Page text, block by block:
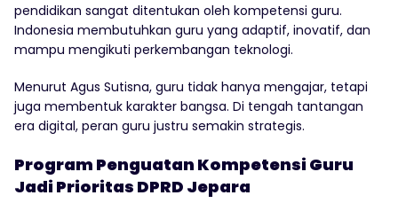
pendidikan sangat ditentukan oleh kompetensi guru.
Indonesia membutuhkan guru yang adaptif, inovatif, dan
mampu mengikuti perkembangan teknologi.
Menurut Agus Sutisna, guru tidak hanya mengajar, tetapi
juga membentuk karakter bangsa. Di tengah tantangan
era digital, peran guru justru semakin strategis.
Program Penguatan Kompetensi Guru
Jadi Prioritas DPRD Jepara